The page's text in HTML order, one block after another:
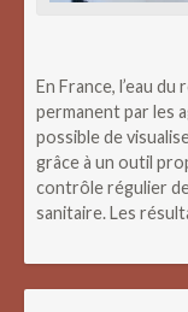
En France, l’eau
permanent par les
possible de
grâce à un outil
contrôle régulier
sanitaire. Les